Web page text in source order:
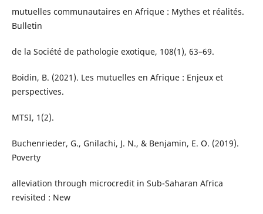
mutuelles communautaires en Afrique : Mythes et réalités.
Bulletin
de la Société de pathologie exotique, 108(1), 63–69.
Boidin, B. (2021). Les mutuelles en Afrique : Enjeux et
perspectives.
MTSI, 1(2).
Buchenrieder, G., Gnilachi, J. N., & Benjamin, E. O. (2019).
Poverty
alleviation through microcredit in Sub-Saharan Africa
revisited : New